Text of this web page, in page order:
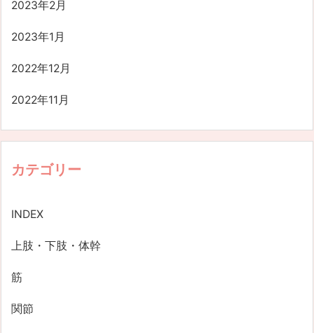
2023年2月
2023年1月
2022年12月
2022年11月
カテゴリー
INDEX
上肢・下肢・体幹
筋
関節